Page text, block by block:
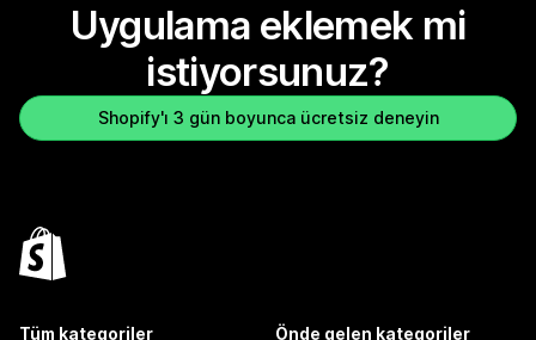
Uygulama eklemek mi
istiyorsunuz?
Shopify'ı 3 gün boyunca ücretsiz deneyin
Tüm kategoriler Önde gelen kategoriler